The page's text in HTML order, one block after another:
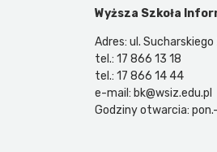
Wyższa Szkoła
Adres: ul.
tel.: 17 866 13 18
tel.: 17 866 14 44
e-mail: bk@wsiz.edu.pl
Godziny otwarcia: